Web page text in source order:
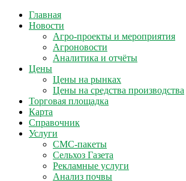
Главная
Новости
Агро-проекты и мероприятия
Агроновости
Аналитика и отчёты
Цены
Цены на рынках
Цены на средства производства
Торговая площадка
Карта
Справочник
Услуги
СМС-пакеты
Сельхоз Газета
Рекламные услуги
Анализ почвы